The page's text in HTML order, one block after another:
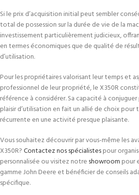
Si le prix d’acquisition initial peut sembler
total de possession sur la durée de vie de la
investissement particulièrement judicieux,
en termes économiques que de qualité de
d’utilisation.
Pour les propriétaires valorisant leur temps et
professionnel de leur propriété, le X350R
référence à considérer. Sa capacité à
plaisir d’utilisation en fait un allié de choix pour
récurrente en une activité presque plaisante.
Vous souhaitez découvrir par vous-même les
X350R?Contactez nos spécialistespour
personnalisée ou visitez notre showroom pour
gamme John Deere et bénéficier de conseils
spécifique.